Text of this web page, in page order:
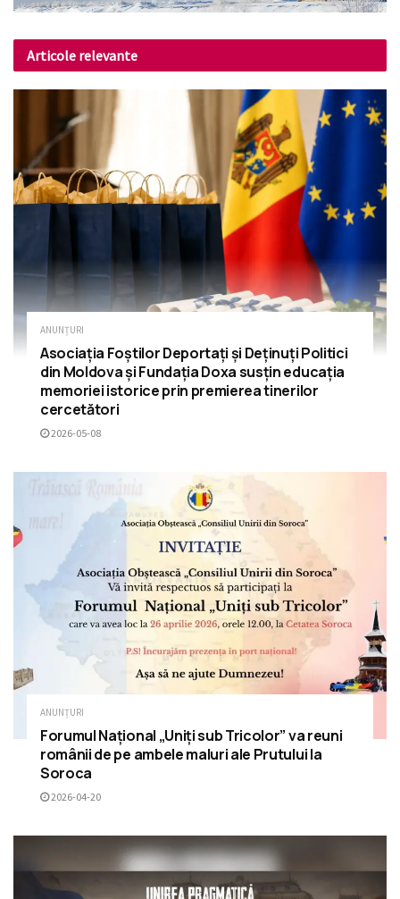
Articole relevante
ANUNȚURI
Asociația Foștilor Deportați și Deținuți Politici
din Moldova și Fundația Doxa susțin educația
memoriei istorice prin premierea tinerilor
cercetători
2026-05-08
ANUNȚURI
Forumul Național „Uniți sub Tricolor” va reuni
românii de pe ambele maluri ale Prutului la
Soroca
2026-04-20